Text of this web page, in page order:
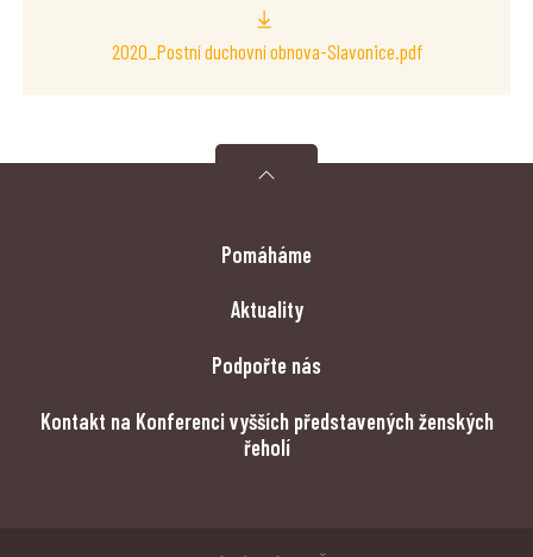
2020_Postní duchovní obnova-Slavonice.pdf
Pomáháme
Aktuality
Podpořte nás
Kontakt na Konferenci vyšších představených ženských
řeholí